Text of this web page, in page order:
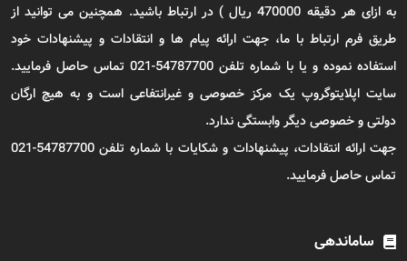
به ازای هر دقیقه 470000 ریال ) در ارتباط باشید. همچنین می توانید از
طریق فرم ارتباط با ما، جهت ارائه پیام ها و انتقادات و پیشنهادات خود
استفاده نموده و یا با شماره تلفن 54787700-021 تماس حاصل فرمایید.
سایت اپلایتوگروپ یک مرکز خصوصی و غیرانتفاعی است و به هیچ ارگان
دولتی و خصوصی دیگر وابستگی ندارد.
جهت ارائه انتقادات، پیشنهادات و شکایات با شماره تلفن 54787700-021
تماس حاصل فرمایید.
ساماندهی